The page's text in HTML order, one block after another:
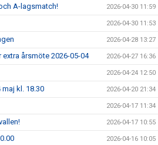
A-lagsmatch! 2026-04-30 11:59
2026-04-30 11:53
2026-04-28 13:27
årsmöte 2026-05-04 2026-04-27 16:36
2026-04-24 12:50
kl. 18.30 2026-04-20 21:34
2026-04-17 11:34
2026-04-17 10:55
2026-04-16 10:05